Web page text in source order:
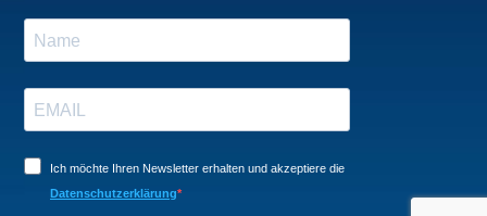
Ich möchte Ihren Newsletter erhalten und akzeptiere die
Datenschutzerklärung